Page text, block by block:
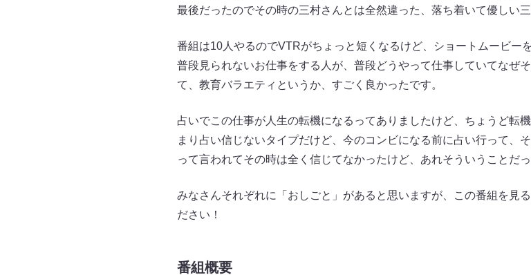
最後だったのでその時の三村さんとは全然違った、落ち着いて優しい
番組は10人やるのでVTRがちょっと短くなるけど、ショートムービー
普段見られないお仕事をする人が、普段どうやって仕事していてなぜ
て、教育バラエティというか、すごく良かったです。
占いでこの仕事が人生の転機になるってありましたけど、ちょうど
まり占い信じないタイプだけど、今のコンビになる前に占い行って、
って言われてその時は全く信じてなかったけど、あれそういうことだ
みなさんそれぞれに「おしごと」があると思いますが、この番組を見
ださい！
番組概要